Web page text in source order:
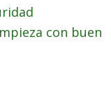
con buen